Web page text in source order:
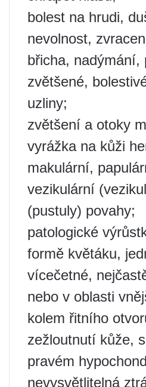
bolest na hrudi,
nevolnost,
břicha, nadýmání,
zvětšené,
uzliny;
zvětšení a otoky
vyrážka na kůži
makulární,
vezikulární
(pustuly) povahy;
patologické
formě květáku,
vícečetné,
nebo v oblasti
kolem řitního
zežloutnutí kůže,
pravém
nevysvětlitelná